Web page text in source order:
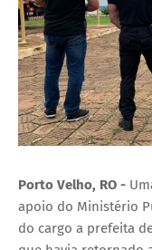
Porto Velho, RO -
apoio do Ministério
do cargo a prefeita